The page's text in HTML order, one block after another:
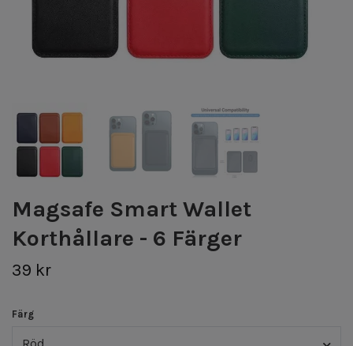
Magsafe Smart Wallet
Korthållare - 6 Färger
39 kr
Färg